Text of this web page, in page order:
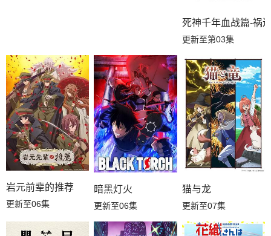
死神千年血战篇-祸
更新至第03集
岩元前辈的推荐
更新至06集
暗黑灯火
更新至06集
猫与龙
更新至07集